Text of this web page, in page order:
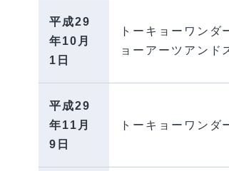
平成29
年10月
1日
トーキョーワン
ョーアーツアンド
平成29
年11月
9日
トーキョーワン